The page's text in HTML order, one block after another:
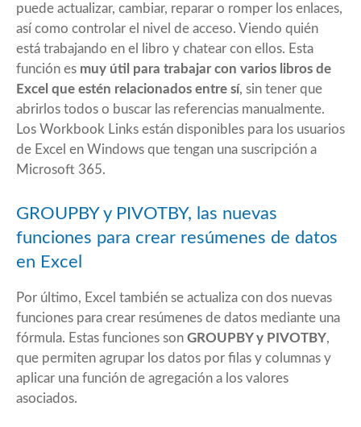
puede actualizar, cambiar, reparar o romper los enlaces,
así como controlar el nivel de acceso. Viendo quién
está trabajando en el libro y chatear con ellos. Esta
función es muy útil para trabajar con varios libros de
Excel que estén relacionados entre sí, sin tener que
abrirlos todos o buscar las referencias manualmente.
Los Workbook Links están disponibles para los usuarios
de Excel en Windows que tengan una suscripción a
Microsoft 365.
GROUPBY y PIVOTBY, las nuevas
funciones para crear resúmenes de datos
en Excel
Por último, Excel también se actualiza con dos nuevas
funciones para crear resúmenes de datos mediante una
fórmula. Estas funciones son GROUPBY y PIVOTBY,
que permiten agrupar los datos por filas y columnas y
aplicar una función de agregación a los valores
asociados.